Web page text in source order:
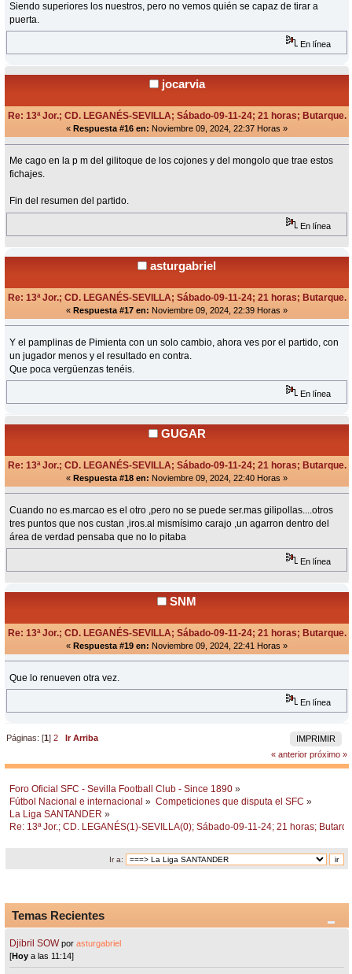
Siendo superiores los nuestros, pero no vemos quién se capaz de tirar a
puerta.
En línea
jocarvia
Re: 13ª Jor.; CD. LEGANÉS-SEVILLA; Sábado-09-11-24; 21 horas; Butarque.
« Respuesta #16 en: Noviembre 09, 2024, 22:37 Horas »
Me cago en la p m del gilitoque de los cojones y del mongolo que trae estos
fichajes.
Fin del resumen del partido.
En línea
asturgabriel
Re: 13ª Jor.; CD. LEGANÉS-SEVILLA; Sábado-09-11-24; 21 horas; Butarque.
« Respuesta #17 en: Noviembre 09, 2024, 22:39 Horas »
Y el pamplinas de Pimienta con un solo cambio, ahora ves por el partido, con
un jugador menos y el resultado en contra.
Que poca vergüenzas tenéis.
En línea
GUGAR
Re: 13ª Jor.; CD. LEGANÉS-SEVILLA; Sábado-09-11-24; 21 horas; Butarque.
« Respuesta #18 en: Noviembre 09, 2024, 22:40 Horas »
Cuando no es.marcao es el otro ,pero no se puede ser.mas gilipollas....otros
tres puntos que nos custan ,iros.al mismísimo carajo ,un agarron dentro del
área de verdad pensaba que no lo pitaba
En línea
SNM
Re: 13ª Jor.; CD. LEGANÉS-SEVILLA; Sábado-09-11-24; 21 horas; Butarque.
« Respuesta #19 en: Noviembre 09, 2024, 22:41 Horas »
Que lo renueven otra vez.
En línea
IMPRIMIR
Páginas: [1]2
Ir Arriba
« anterior próximo »
Foro Oficial SFC - Sevilla Football Club - Since 1890 »
Fútbol Nacional e internacional » Competiciones que disputa el SFC »
La Liga SANTANDER »
Re: 13ª Jor.; CD. LEGANÉS(1)-SEVILLA(0); Sábado-09-11-24; 21 horas;
Ir a:
Temas Recientes
Djibril SOW porasturgabriel
[Hoy a las 11:14]